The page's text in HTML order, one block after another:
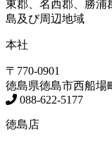
東郡、名西郡、勝浦
島及び周辺地域
本社
〒770-0901
徳島県徳島市西船場
088-622-5177
徳島店